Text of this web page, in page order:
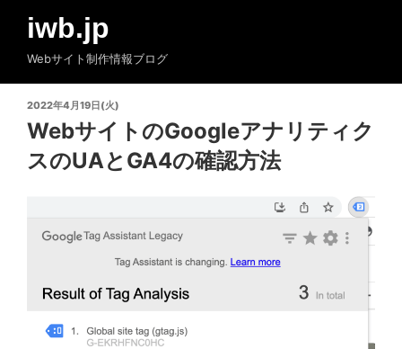
iwb.jp
Webサイト制作情報ブログ
投
稿
日:
2022年4月19日(火)
WebサイトのGoogleアナリティク
スのUAとGA4の確認方法